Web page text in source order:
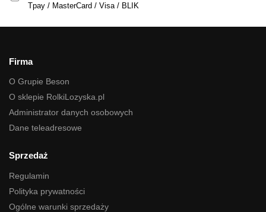
Tpay / MasterCard / Visa / BLIK
Firma
O Grupie Beson
O sklepie RolkiLozyska.pl
Administrator danych osobowych
Dane teleadresowe
Sprzedaż
Regulamin
Polityka prywatności
Ogólne warunki sprzedaży